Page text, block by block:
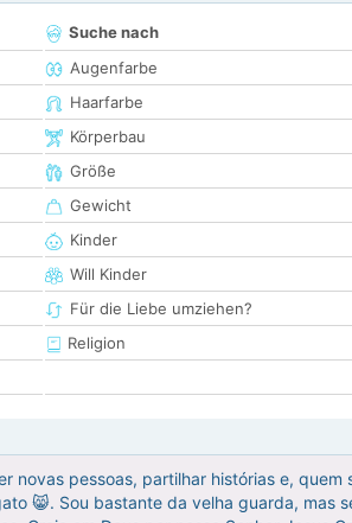
Suche nach
Augenfarbe
Haarfarbe
Körperbau
Größe
Gewicht
Kinder
Will Kinder
Für die Liebe umziehen?
Religion
novas pessoas, partilhar histórias e,
😸. Sou bastante da velha guarda, mas